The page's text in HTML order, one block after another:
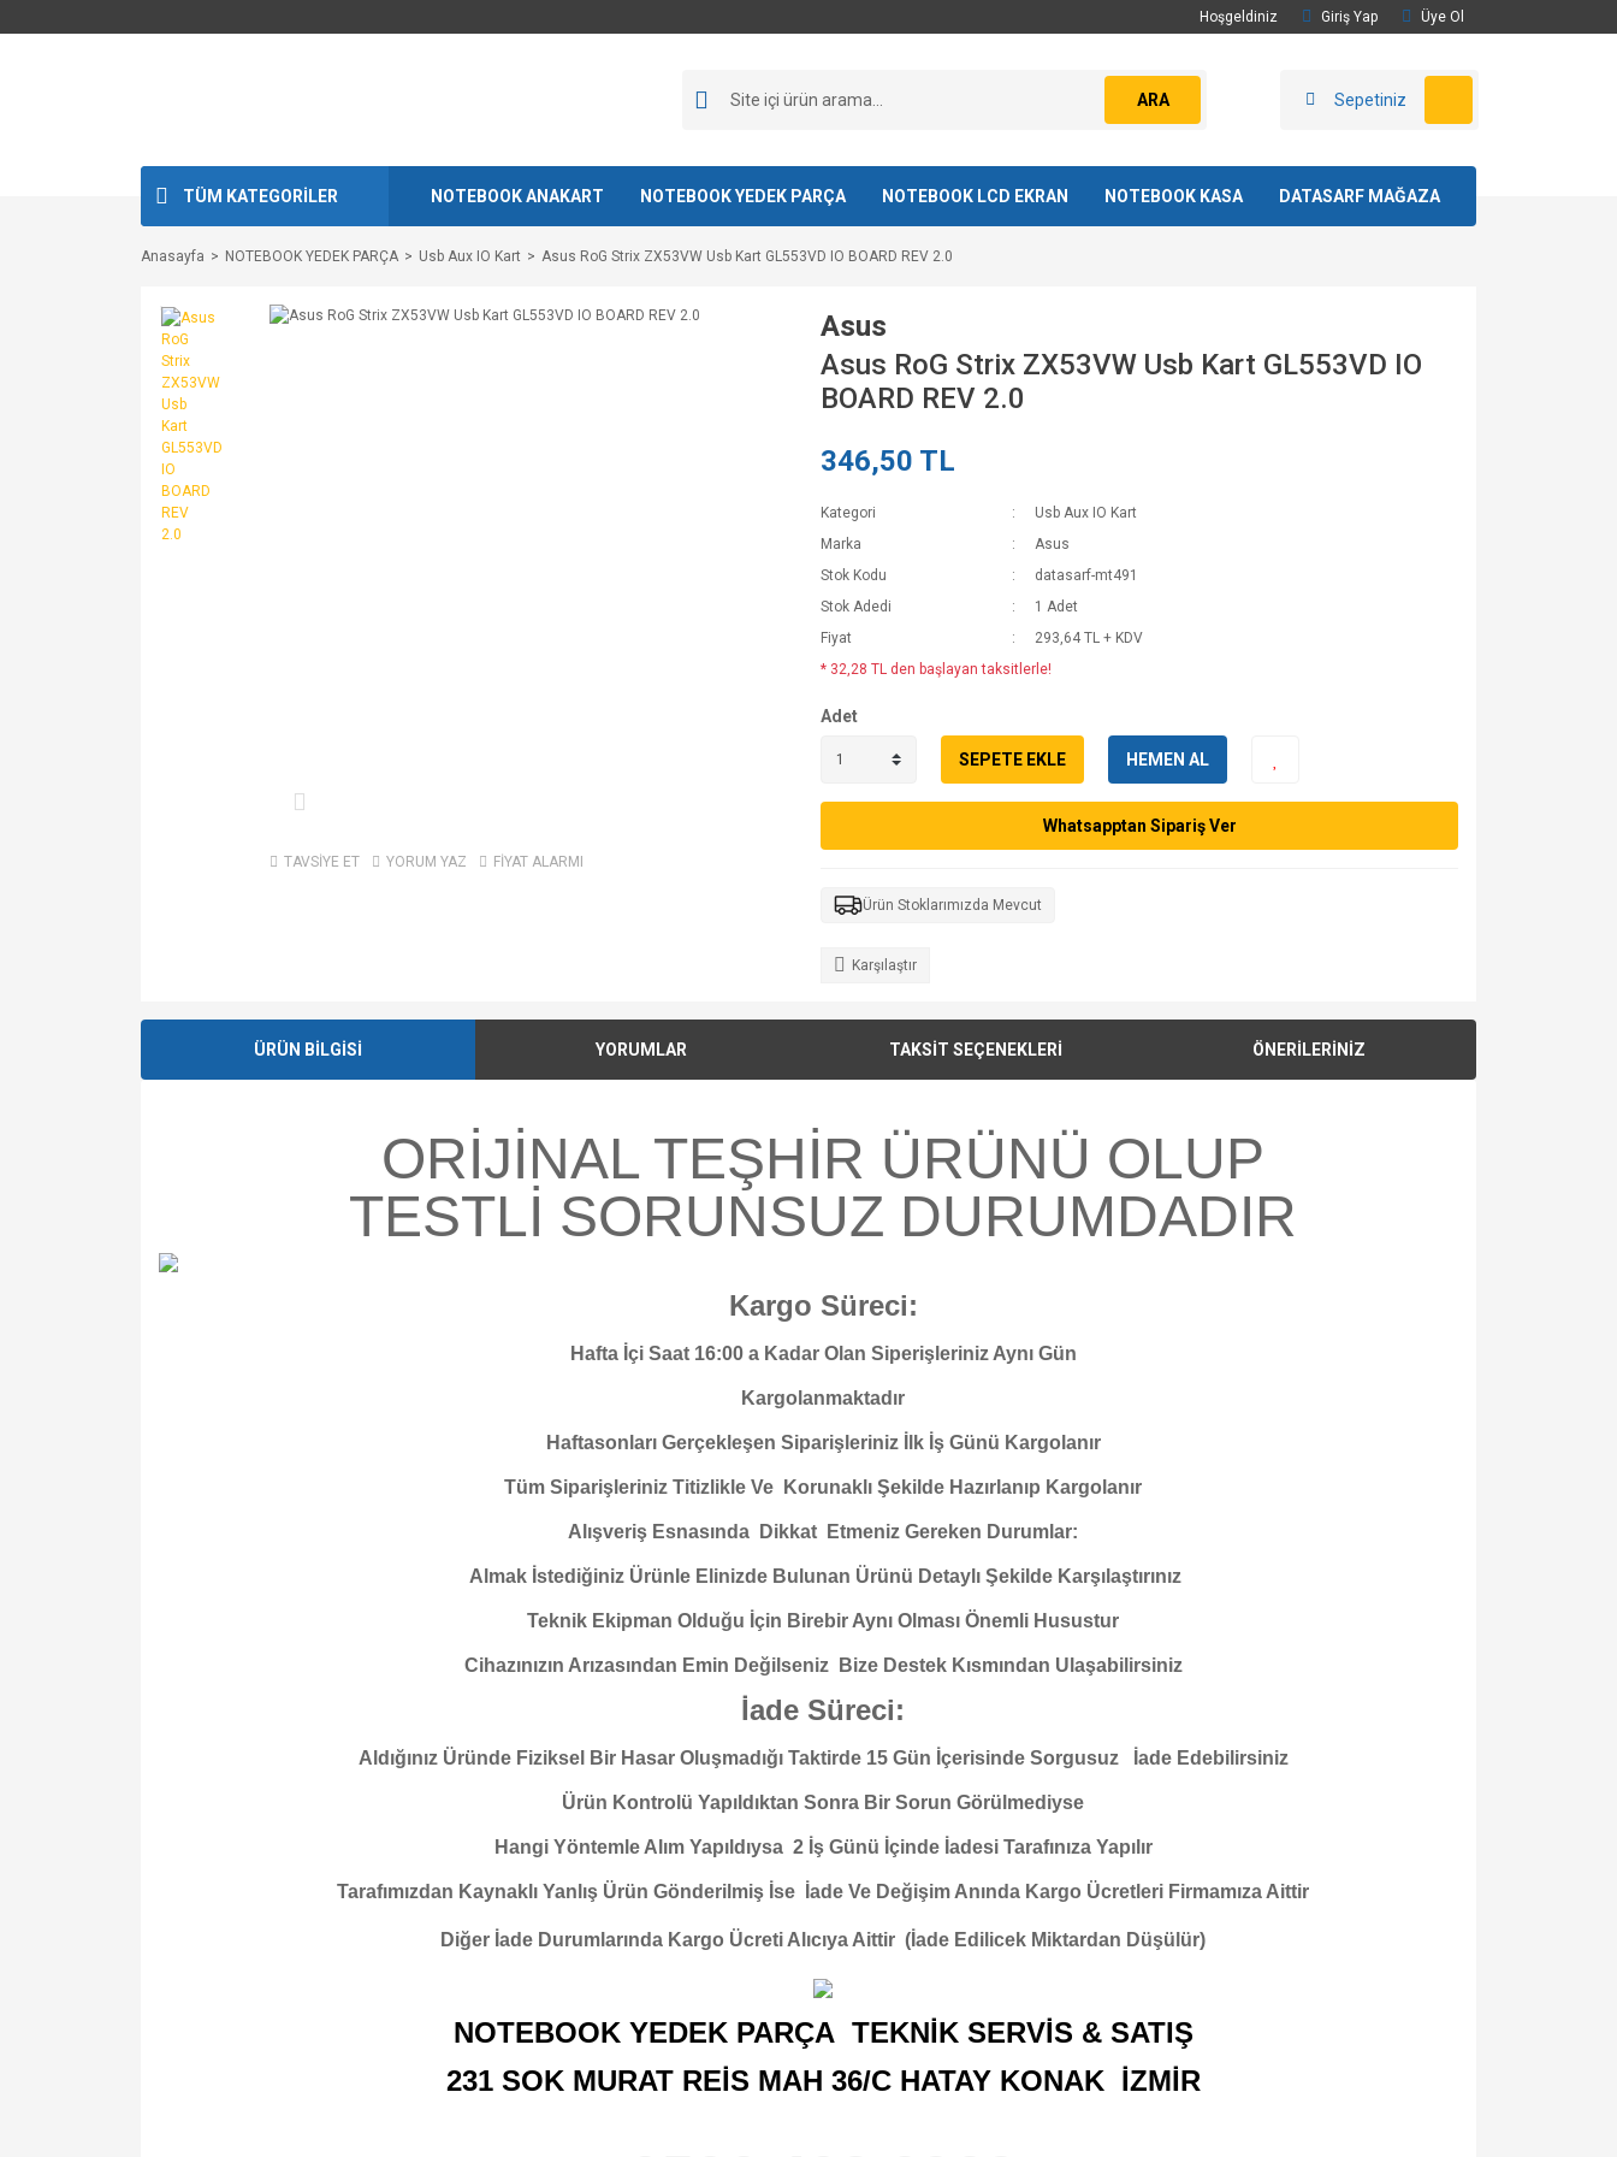
Hoşgeldiniz Giriş Yap Üye Ol
ARA Sepetiniz
TÜM KATEGORİLER NOTEBOOK ANAKART NOTEBOOK YEDEK PARÇA NOTEBOOK LCD EKRAN NOTEBOOK KASA DATASARF MAĞAZA
Anasayfa NOTEBOOK YEDEK PARÇA Usb Aux IO Kart Asus RoG Strix ZX53VW Usb Kart GL553VD IO BOARD REV 2.0
TAVSİYE ET YORUM YAZ FİYAT ALARMI
Asus
Asus RoG Strix ZX53VW Usb Kart GL553VD IO
BOARD REV 2.0
346,50 TL
Kategori
Usb Aux IO Kart
Marka
Asus
Stok Kodu
datasarf-mt491
Stok Adedi
1 Adet
Fiyat
293,64 TL + KDV
* 32,28 TL den başlayan taksitlerle!
Adet
SEPETE EKLE HEMEN AL
Whatsapptan Sipariş Ver
Ürün Stoklarımızda Mevcut
Karşılaştır
ÜRÜN BİLGİSİ YORUMLAR TAKSİT SEÇENEKLERİ ÖNERİLERİNİZ
ORİJİNAL TEŞHİR ÜRÜNÜ OLUP
TESTLİ SORUNSUZ DURUMDADIR
Kargo Süreci:
Hafta İçi Saat 16:00 a Kadar Olan Siperişleriniz Aynı Gün
Kargolanmaktadır
Haftasonları Gerçekleşen Siparişleriniz İlk İş Günü Kargolanır
Tüm Siparişleriniz Titizlikle Ve Korunaklı Şekilde Hazırlanıp Kargolanır
Alışveriş Esnasında Dikkat Etmeniz Gereken Durumlar:
Almak İstediğiniz Ürünle Elinizde Bulunan Ürünü Detaylı Şekilde Karşılaştırınız
Teknik Ekipman Olduğu İçin Birebir Aynı Olması Önemli Husustur
Cihazınızın Arızasından Emin Değilseniz Bize Destek Kısmından Ulaşabilirsiniz
İade Süreci:
Aldığınız Üründe Fiziksel Bir Hasar Oluşmadığı Taktirde 15 Gün İçerisinde Sorgusuz İade Edebilirsiniz
Ürün Kontrolü Yapıldıktan Sonra Bir Sorun Görülmediyse
Hangi Yöntemle Alım Yapıldıysa 2 İş Günü İçinde İadesi Tarafınıza Yapılır
Tarafımızdan Kaynaklı Yanlış Ürün Gönderilmiş İse İade Ve Değişim Anında Kargo Ücretleri Firmamıza Aittir
Diğer İade Durumlarında Kargo Ücreti Alıcıya Aittir (İade Edilicek Miktardan Düşülür)
NOTEBOOK YEDEK PARÇA TEKNİK SERVİS & SATIŞ
231 SOK MURAT REİS MAH 36/C HATAY KONAK İZMİR